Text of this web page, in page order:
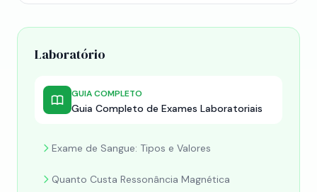
Laboratório
GUIA COMPLETO
Guia Completo de Exames Laboratoriais
Exame de Sangue: Tipos e Valores
Quanto Custa Ressonância Magnética